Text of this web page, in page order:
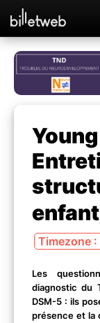
Timezone
Les
diagnostic du
DSM-5 : ils
présence et la